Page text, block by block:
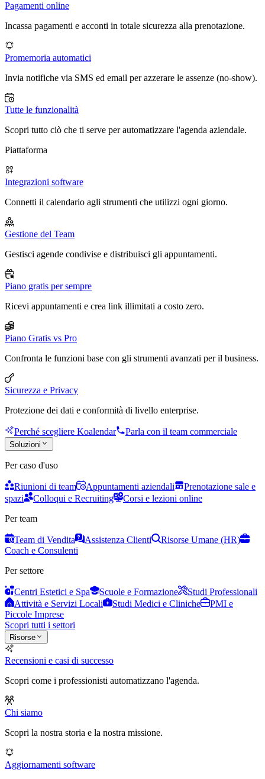
Pagamenti online
Incassa pagamenti e acconti in totale sicurezza alla prenotazione.
Promemoria automatici
Invia notifiche via SMS ed email per azzerare le assenze (no-show).
Tutte le funzionalità
Scopri tutto ciò che ti serve per automatizzare l'agenda aziendale.
Piattaforma
Integrazioni software
Connetti il calendario agli strumenti che utilizzi ogni giorno.
Gestione del Team
Gestisci agende condivise e distribuisci gli appuntamenti.
Piano gratis per sempre
Ricevi appuntamenti e crea link illimitati a costo zero.
Piano Gratis vs Pro
Confronta le funzioni base con gli strumenti avanzati per il business.
Sicurezza e Privacy
Protezione dei dati e conformità di livello enterprise.
Perché scegliere Koalendar Parla con il team commerciale
Soluzioni
Per caso d'uso
Riunioni di team Appuntamenti aziendali
Prenotazione sale e
spazi
Colloqui e Recruiting
Corsi e lezioni online
Per team
Team di Vendita Assistenza Clienti
Risorse Umane (HR)
Coach e Consulenti
Per settore
Centri Estetici e Spa Scuole e Formazione
Studi Professionali
Attività e Servizi Locali
Studi Medici e Cliniche
PMI e
Piccole Imprese
Scopri tutti i settori
Risorse
Recensioni e casi di successo
Scopri come i professionisti automatizzano l'agenda.
Chi siamo
Scopri la nostra storia e la nostra missione.
Aggiornamenti software